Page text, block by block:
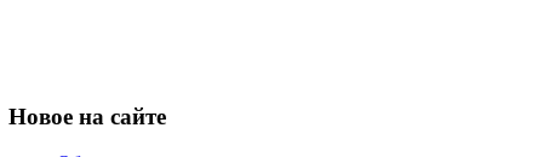
Новое на сайте